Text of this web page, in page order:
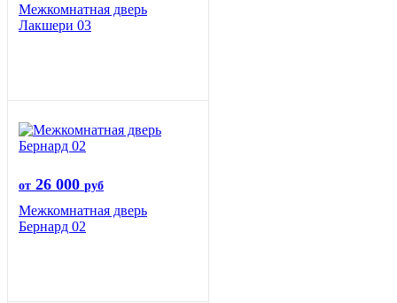
Межкомнатная дверь
Лакшери 03
от 26 000 руб
Межкомнатная дверь
Бернард 02